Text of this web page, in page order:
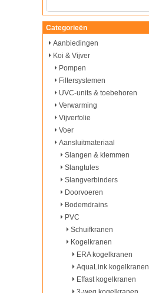
Categorieën
Aanbiedingen
Koi & Vijver
Pompen
Filtersystemen
UVC-units & toebehoren
Verwarming
Vijverfolie
Voer
Aansluitmateriaal
Slangen & klemmen
Slangtules
Slangverbinders
Doorvoeren
Bodemdrains
PVC
Schuifkranen
Kogelkranen
ERA kogelkranen
AquaLink kogelkranen
Effast kogelkranen